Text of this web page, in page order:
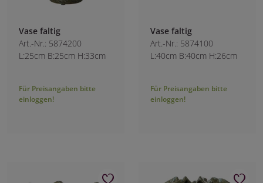
Vase faltig
Art.-Nr.: 5874200
L:25cm B:25cm H:33cm
Für Preisangaben bitte
einloggen!
Vase faltig
Art.-Nr.: 5874100
L:40cm B:40cm H:26cm
Für Preisangaben bitte
einloggen!